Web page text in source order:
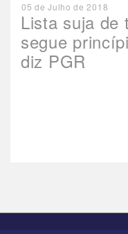
Lista suja de
segue
diz PGR
05 de Julho de 2018